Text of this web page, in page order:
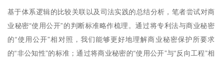
基于体系逻辑的比较关联以及司法实践的总结分析，笔者尝试对商
业秘密“使用公开”的判断标准略作梳理。通过将专利法与商业秘密
的“使用公开”相对照，我们能够更好地理解商业秘密保护所要求
的“非公知性”的标准；通过将商业秘密的“使用公开”与“反向工程”相